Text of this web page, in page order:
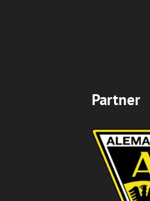
Partner